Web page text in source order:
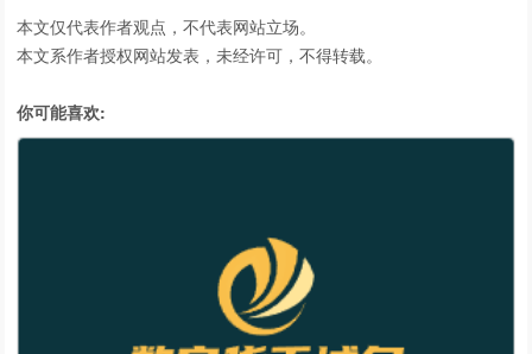
本文仅代表作者观点，不代表网站立场。
本文系作者授权网站发表，未经许可，不得转载。
你可能喜欢: